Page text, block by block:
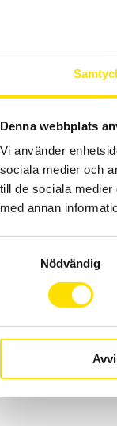
Denna webbplats
Vi använder
sociala medier och
till de sociala
med annan
Nödvändig
där krav på säkerhet
digitala
görs på förfrågan.
LÄS MER
med
LÄS MER